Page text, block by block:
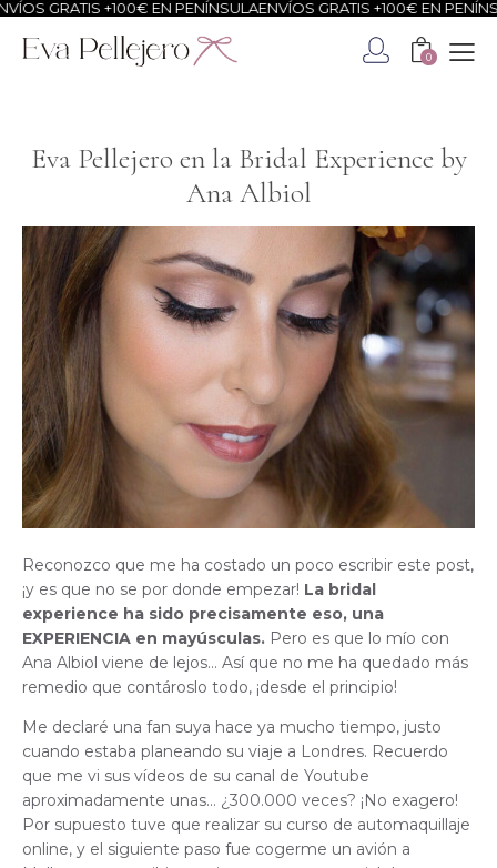
+100€ EN PENÍNSULAENVÍOS GRATIS +100€ EN PENÍNSULA
0
Eva Pellejero en la Bridal Experience by
Ana Albiol
Reconozco que me ha costado un poco escribir este post,
¡y es que no se por donde empezar! La bridal
experience ha sido precisamente eso, una
EXPERIENCIA en mayúsculas. Pero es que lo mío con
Ana Albiol viene de lejos… Así que no me ha quedado más
remedio que contároslo todo, ¡desde el principio!
Me declaré una fan suya hace ya mucho tiempo, justo
cuando estaba planeando su viaje a Londres. Recuerdo
que me vi sus vídeos de su canal de Youtube
aproximadamente unas… ¿300.000 veces? ¡No exagero!
Por supuesto tuve que realizar su curso de automaquillaje
online, y el siguiente paso fue cogerme un avión a